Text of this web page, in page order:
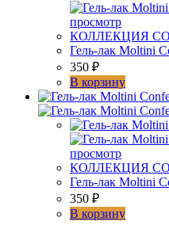
просмотр
КОЛЛЕКЦИЯ
Гель-лак Moltini
350 ₽
В корзину
просмотр
КОЛЛЕКЦИЯ
Гель-лак Moltini
350 ₽
В корзину